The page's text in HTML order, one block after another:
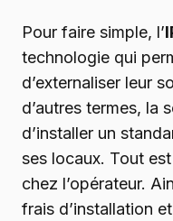
Pour faire simple, l’
technologie qui
d’externaliser leur
d’autres termes, la
d’installer un
ses locaux. Tout
chez l’opérateur.
frais d’installation